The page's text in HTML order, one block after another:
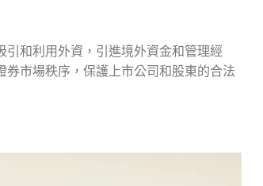
引和利用外資，引進境外資金和管理經
市場秩序，保護上市公司和股東的合法